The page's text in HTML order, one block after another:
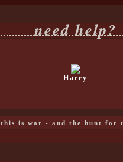
need help?
Harry
this is war - and the hunt for